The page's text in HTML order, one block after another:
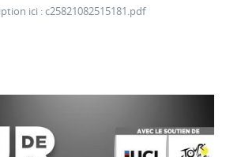
ici : c25821082515181.pdf